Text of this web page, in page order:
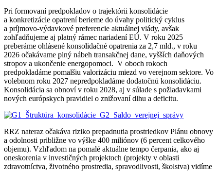
Pri formovaní predpokladov o trajektórii konsolidácie
a konkretizácie opatrení berieme do úvahy politický cyklus
a príjmovo-výdavkové preferencie aktuálnej vlády, avšak
zohľadňujeme aj platný rámec nariadení EÚ. V roku 2025
preberáme ohlásené konsolidačné opatrenia za 2,7 mld., v roku
2026 očakávame plný nábeh transakčnej dane, vyšších daňových
stropov a ukončenie energopomoci. V oboch rokoch
predpokladáme pomalšiu valorizáciu miezd vo verejnom sektore. Vo
volebnom roku 2027 nepredpokladáme dodatočnú konsolidáciu.
Konsolidácia sa obnoví v roku 2028, aj v súlade s požiadavkami
nových európskych pravidiel o znižovaní dlhu a deficitu.
RRZ nateraz očakáva riziko prepadnutia prostriedkov Plánu obnovy
a odolnosti približne vo výške 400 miliónov (6 percent celkového
objemu). Vzhľadom na pomalé aktuálne tempo čerpania, ako aj
oneskorenia v investičných projektoch (projekty v oblasti
zdravotníctva, životného prostredia, spravodlivosti, školstva) vidíme